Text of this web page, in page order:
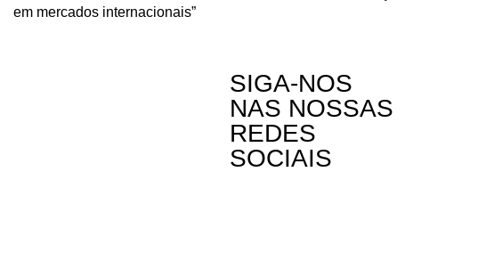
em mercados internacionais”
SIGA-NOS
NAS NOSSAS
REDES
SOCIAIS